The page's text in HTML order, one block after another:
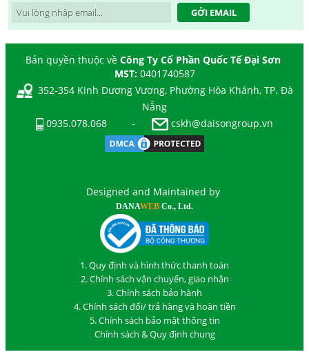
GỞI EMAIL
Bản quyền thuộc về Công Ty Cổ Phần Quốc Tế Đại Sơn
MST: 0401740587
352-354 Kinh Dương Vương, Phường Hòa Khánh, TP. Đà
Nẵng
0935.078.068
- cskh@daisongroup.vn
Designed and Maintained by
DANAWEB Co., Ltd.
1. Quy định và hình thức thanh toán
2. Chính sách vận chuyển, giao nhận
3. Chính sách bảo hành
4. Chính sách đổi/ trả hàng và hoàn tiền
5. Chính sách bảo mật thông tin
Chính sách & Quy định chung